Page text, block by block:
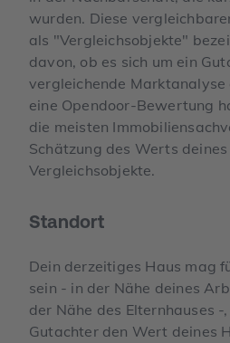
wurden. Diese
als "Vergleichsobjekte"
davon, ob es sich um ein
vergleichende Marktanalyse
eine Opendoor-Bewertung
die meisten
Schätzung des Werts
Vergleichsobjekte.
Standort
Dein derzeitiges Haus mag
sein - in der Nähe deines
der Nähe des Elternhauses -
Gutachter den Wert deines